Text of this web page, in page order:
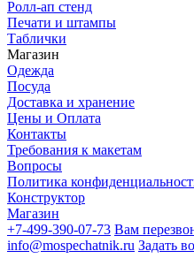
Ролл-ап стенд
Печати и штампы
Таблички
Магазин
Одежда
Посуда
Доставка и хранение
Цены и Оплата
Контакты
Требования к макетам
Вопросы
Политика
Конструктор
Магазин
+7-499-390-07-73 Вам
info@mospechatnik.ru Задать